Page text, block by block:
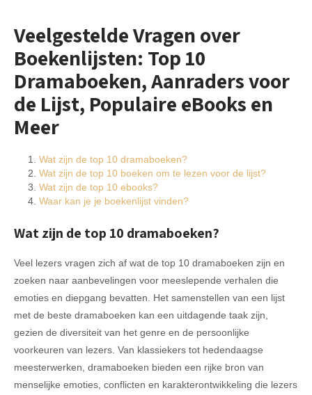
Veelgestelde Vragen over
Boekenlijsten: Top 10
Dramaboeken, Aanraders voor
de Lijst, Populaire eBooks en
Meer
Wat zijn de top 10 dramaboeken?
Wat zijn de top 10 boeken om te lezen voor de lijst?
Wat zijn de top 10 ebooks?
Waar kan je je boekenlijst vinden?
Wat zijn de top 10 dramaboeken?
Veel lezers vragen zich af wat de top 10 dramaboeken zijn en
zoeken naar aanbevelingen voor meeslepende verhalen die
emoties en diepgang bevatten. Het samenstellen van een lijst
met de beste dramaboeken kan een uitdagende taak zijn,
gezien de diversiteit van het genre en de persoonlijke
voorkeuren van lezers. Van klassiekers tot hedendaagse
meesterwerken, dramaboeken bieden een rijke bron van
menselijke emoties, conflicten en karakterontwikkeling die lezers